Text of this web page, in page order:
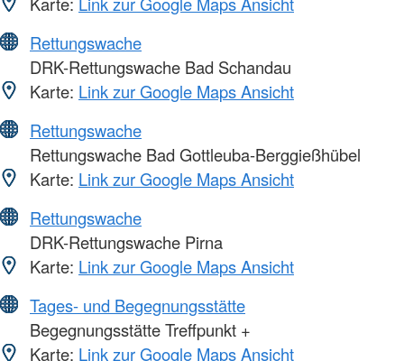
Rettungswache
DRK-Rettungswache Bad Schandau
Karte: Link zur Google Maps Ansicht
Rettungswache
Rettungswache Bad Gottleuba-Berggießhübel
Karte: Link zur Google Maps Ansicht
Rettungswache
DRK-Rettungswache Pirna
Karte: Link zur Google Maps Ansicht
Tages- und Begegnungsstätte
Begegnungsstätte Treffpunkt +
Karte: Link zur Google Maps Ansicht